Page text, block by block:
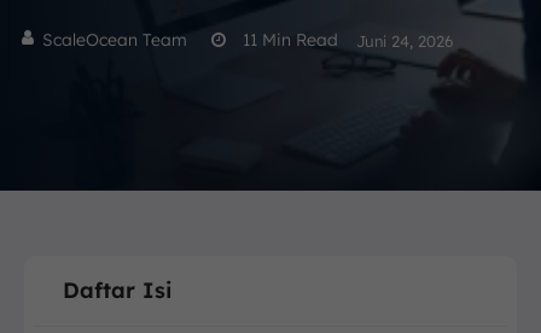
ScaleOcean Team 11 Min Read Juni 24, 2026
Daftar Isi